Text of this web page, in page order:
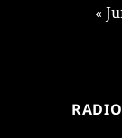
«
RADIO